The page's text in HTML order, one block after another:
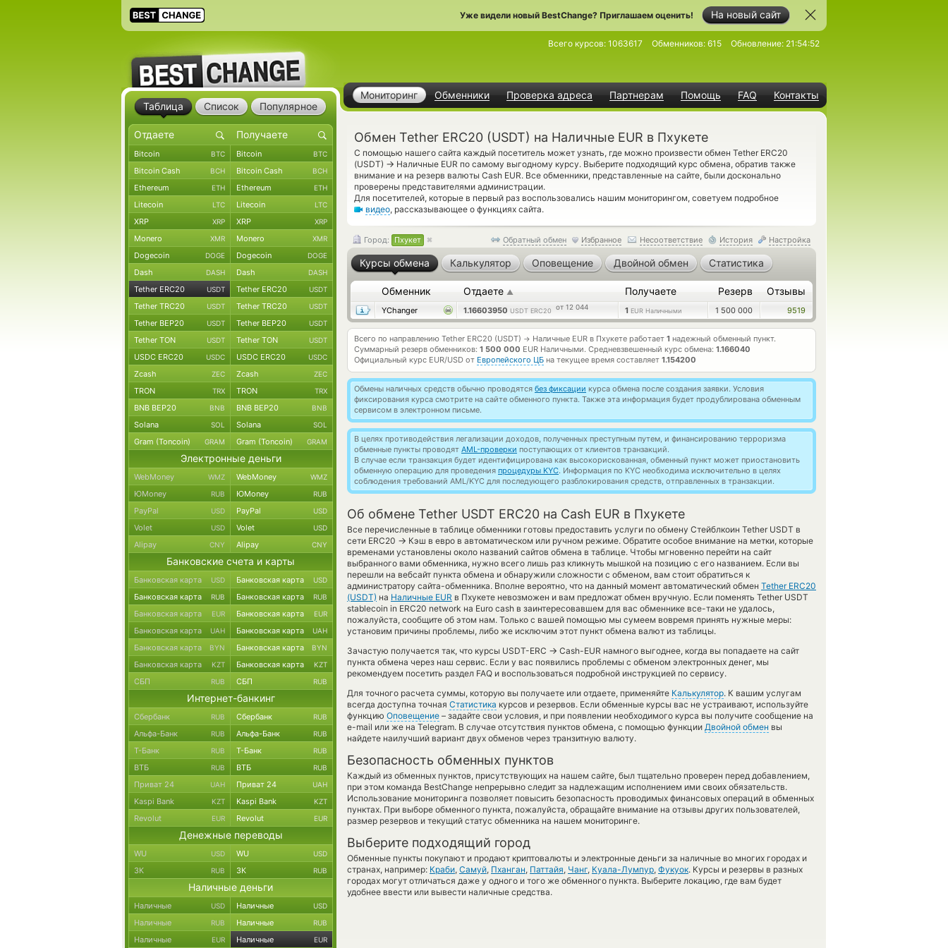
На новый сайт
Уже видели новый BestChange? Приглашаем оценить!
Мониторинг Обменники Проверка адреса Партнерам Помощь FAQ Контакты
Всего курсов: 1063617 Обменников: 615 Обновление: 21:54:52
Обмен Tether ERC20 (USDT) на Наличные EUR в Пхукете
С помощью нашего сайта каждый посетитель может узнать, где можно произвести обмен Tether ERC20
(USDT) → Наличные EUR по самому выгодному курсу. Выберите подходящий курс обмена, обратив также
внимание и на резерв валюты Cash EUR. Все обменники, представленные на сайте, были досконально
проверены представителями администрации.
Для посетителей, которые в первый раз воспользовались нашим мониторингом, советуем подробное
видео, рассказывающее о функциях сайта.
Обратный обмен Избранное Несоответствие История Настройка
Город: Пхукет
Курсы обмена Калькулятор Оповещение Двойной обмен Статистика
Обменник Отдаете ▲ Получаете Резерв Отзывы
YChanger 1.16603950 USDT ERC20 от 12 044 1 EUR Наличными 1 500 000 9519
Всего по направлению Tether ERC20 (USDT) → Наличные EUR в Пхукете работает 1 надежный обменный пункт.
Суммарный резерв обменников: 1 500 000 EUR Наличными. Средневзвешенный курс обмена: 1.166040
Официальный курс EUR/USD от Европейского ЦБ на текущее время составляет 1.154200
Обмены наличных средств обычно проводятся без фиксации курса обмена после создания заявки. Условия
фиксирования курса смотрите на сайте обменного пункта. Также эта информация будет продублирована обменным
сервисом в электронном письме.
В целях противодействия легализации доходов, полученных преступным путем, и финансированию терроризма
обменные пункты проводят AML-проверки поступающих от клиентов транзакций.
В случае если транзакция будет идентифицирована как высокорискованная, обменный пункт может приостановить
обменную операцию для проведения процедуры KYC. Информация по KYC необходима исключительно в целях
соблюдения требований AML/KYC для последующего разблокирования средств, отправленных в транзакции.
Об обмене Tether USDT ERC20 на Cash EUR в Пхукете
Все перечисленные в таблице обменники готовы предоставить услуги по обмену Стейблкоин Tether USDT в
сети ERC20 → Кэш в евро в автоматическом или ручном режиме. Обратите особое внимание на метки, которые
временами установлены около названий сайтов обмена в таблице. Чтобы мгновенно перейти на сайт
выбранного вами обменника, нужно всего лишь раз кликнуть мышкой на позицию с его названием. Если вы
перешли на вебсайт пункта обмена и обнаружили сложности с обменом, вам стоит обратиться к
администратору сайта-обменника. Вполне вероятно, что на данный момент автоматический обмен Tether ERC20
(USDT) на Наличные EUR в Пхукете невозможен и вам предложат обмен вручную. Если поменять Tether USDT
stablecoin in ERC20 network на Euro cash в заинтересовавшем для вас обменнике все-таки не удалось,
пожалуйста, сообщите об этом нам. Только с вашей помощью мы сумеем вовремя принять нужные меры:
установим причины проблемы, либо же исключим этот пункт обмена валют из таблицы.
Зачастую получается так, что курсы USDT-ERC → Cash-EUR намного выгоднее, когда вы попадаете на сайт
пункта обмена через наш сервис. Если у вас появились проблемы с обменом электронных денег, мы
рекомендуем посетить раздел FAQ и воспользоваться подробной инструкцией по сервису.
Для точного расчета суммы, которую вы получаете или отдаете, применяйте Калькулятор. К вашим услугам
всегда доступна точная Статистика курсов и резервов. Если обменные курсы вас не устраивают, используйте
функцию Оповещение – задайте свои условия, и при появлении необходимого курса вы получите сообщение на
e-mail или же на Telegram. В случае отсутствия пунктов обмена, с помощью функции Двойной обмен вы
найдете наилучший вариант двух обменов через транзитную валюту.
Безопасность обменных пунктов
Каждый из обменных пунктов, присутствующих на нашем сайте, был тщательно проверен перед добавлением,
при этом команда BestChange непрерывно следит за надлежащим исполнением ими своих обязательств.
Использование мониторинга позволяет повысить безопасность проводимых финансовых операций в обменных
пунктах. При выборе обменного пункта, пожалуйста, обращайте внимание на отзывы других пользователей,
размер резервов и текущий статус обменника на нашем мониторинге.
Выберите подходящий город
Обменные пункты покупают и продают криптовалюты и электронные деньги за наличные во многих городах и
странах, например: Краби, Самуй, Пханган, Паттайя, Чанг, Куала-Лумпур, Фукуок. Курсы и резервы в разных
городах могут отличаться даже у одного и того же обменного пункта. Выберите локацию, где вам будет
удобнее ввести или вывести наличные средства.
Таблица Список Популярное
Bitcoin BTC Bitcoin BTC
Bitcoin Cash BCH Bitcoin Cash BCH
Ethereum ETH Ethereum ETH
Litecoin LTC Litecoin LTC
XRP XRP XRP XRP
Monero XMR Monero XMR
Dogecoin DOGE Dogecoin DOGE
Dash DASH Dash DASH
Tether ERC20 USDT Tether ERC20 USDT
Tether TRC20 USDT Tether TRC20 USDT
Tether BEP20 USDT Tether BEP20 USDT
Tether TON USDT Tether TON USDT
USDC ERC20 USDC USDC ERC20 USDC
Zcash ZEC Zcash ZEC
TRON TRX TRON TRX
BNB BEP20 BNB BNB BEP20 BNB
Solana SOL Solana SOL
Gram (Toncoin) GRAM Gram (Toncoin) GRAM
Электронные деньги
WebMoney WMZ WebMoney WMZ
ЮMoney RUB ЮMoney RUB
PayPal USD PayPal USD
Volet USD Volet USD
Alipay CNY Alipay CNY
Банковские счета и карты
Банковская карта USD Банковская карта USD
Банковская карта RUB Банковская карта RUB
Банковская карта EUR Банковская карта EUR
Банковская карта UAH Банковская карта UAH
Банковская карта BYN Банковская карта BYN
Банковская карта KZT Банковская карта KZT
СБП RUB СБП RUB
Интернет-банкинг
Сбербанк RUB Сбербанк RUB
Альфа-Банк RUB Альфа-Банк RUB
Т-Банк RUB Т-Банк RUB
ВТБ RUB ВТБ RUB
Приват 24 UAH Приват 24 UAH
Kaspi Bank KZT Kaspi Bank KZT
Revolut EUR Revolut EUR
Денежные переводы
WU USD WU USD
ЗК RUB ЗК RUB
Наличные деньги
Наличные USD Наличные USD
Наличные RUB Наличные RUB
Наличные EUR Наличные EUR